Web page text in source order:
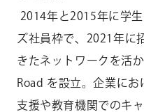
2014年と2015年に学
ズ社員枠で、2021年に
きたネットワークを活
Road を設立。企業に
支援や教育機関でのキ